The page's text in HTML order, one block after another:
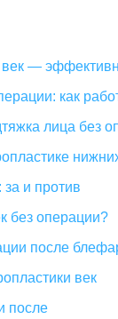
—
как
лица без
и против
без операции?
после
век
после